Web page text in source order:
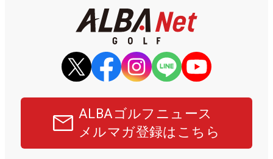
ALBAゴルフニュース
メルマガ登録はこちら